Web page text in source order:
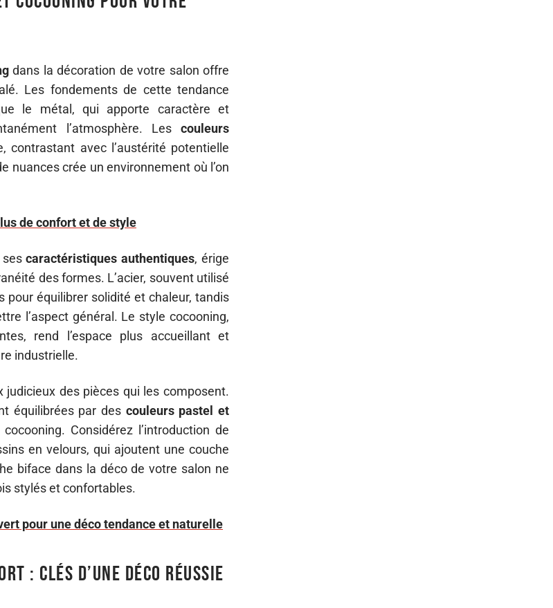
dans la décoration de votre salon offre
Les fondements de cette tendance
le métal, qui apporte caractère et
l’atmosphère. Les couleurs
contrastant avec l’austérité potentielle
nuances crée un environnement où l’on
de confort et de style
sescaractéristiques authentiques, érige
des formes. L’acier, souvent utilisé
pour équilibrer solidité et chaleur, tandis
l’aspect général. Le style cocooning,
rend l’espace plus accueillant et
industrielle.
judicieux des pièces qui les composent.
équilibrées par des couleurs pastel et
Considérez l’introduction de
en velours, qui ajoutent une couche
biface dans la déco de votre salon ne
stylés et confortables.
pour une déco tendance et naturelle
: clés d’une déco réussie